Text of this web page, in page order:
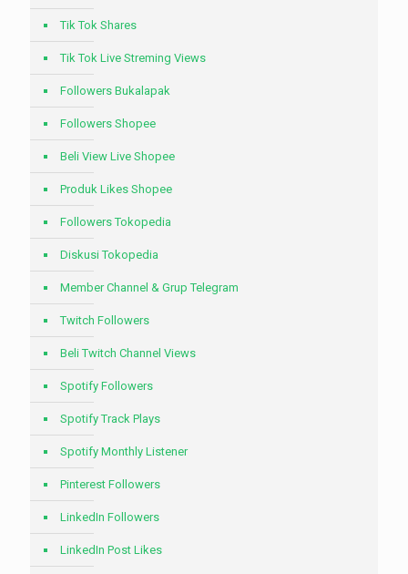
Tik Tok Shares
Tik Tok Live Streming Views
Followers Bukalapak
Followers Shopee
Beli View Live Shopee
Produk Likes Shopee
Followers Tokopedia
Diskusi Tokopedia
Member Channel & Grup Telegram
Twitch Followers
Beli Twitch Channel Views
Spotify Followers
Spotify Track Plays
Spotify Monthly Listener
Pinterest Followers
LinkedIn Followers
LinkedIn Post Likes